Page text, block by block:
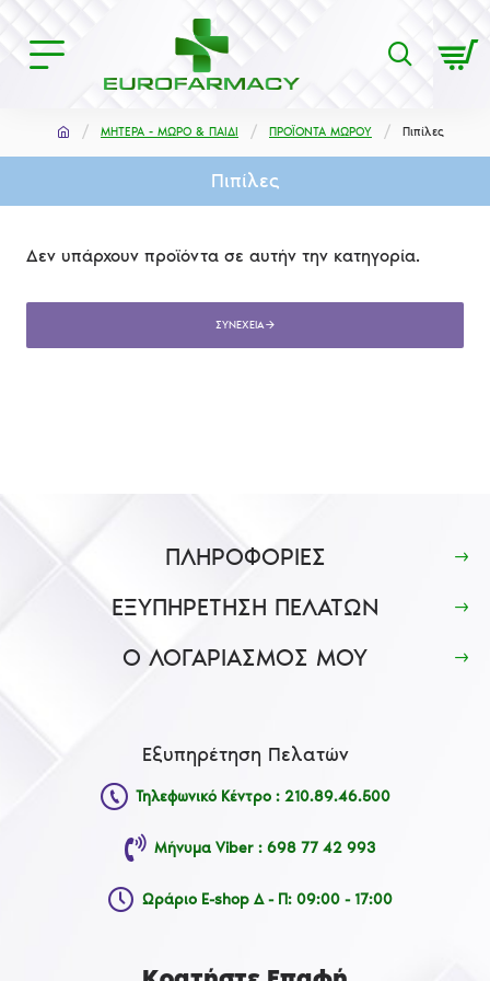
ΜΗΤΕΡΑ - ΜΩΡΟ & ΠΑΙΔΙ ΠΡΟΪΟΝΤΑ ΜΩΡΟΥ Πιπίλες
Πιπίλες
Δεν υπάρχουν προϊόντα σε αυτήν την κατηγορία.
ΣΥΝΈΧΕΙΑ
ΠΛΗΡΟΦΟΡΙΕΣ
ΕΞΥΠΗΡΕΤΗΣΗ ΠΕΛΑΤΩΝ
Ο ΛΟΓΑΡΙΑΣΜΟΣ ΜΟΥ
Εξυπηρέτηση Πελατών
Τηλεφωνικό Κέντρο : 210.89.46.500
Μήνυμα Viber : 698 77 42 993
Ωράριο E-shop Δ - Π: 09:00 - 17:00